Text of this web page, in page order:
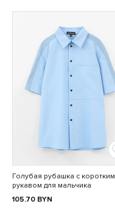
Голубая рубашка с коротким
рукавом для мальчика
105.70 BYN